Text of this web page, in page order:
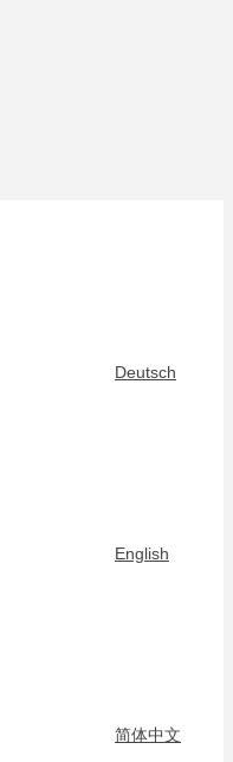
Deutsch
English
简体中文